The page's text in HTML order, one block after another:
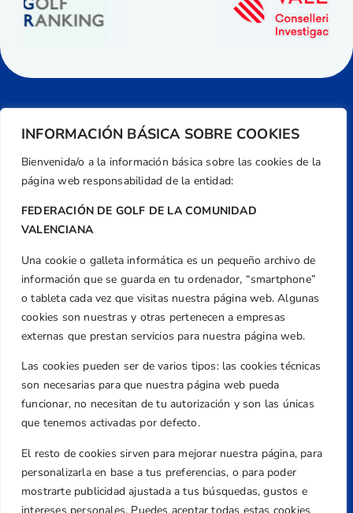
INFORMACIÓN BÁSICA SOBRE COOKIES
Bienvenida/o a la información básica sobre las cookies de la
página web responsabilidad de la entidad:
FEDERACIÓN DE GOLF DE LA COMUNIDAD
VALENCIANA
Una cookie o galleta informática es un pequeño archivo de
información que se guarda en tu ordenador, “smartphone”
o tableta cada vez que visitas nuestra página web. Algunas
cookies son nuestras y otras pertenecen a empresas
externas que prestan servicios para nuestra página web.
Las cookies pueden ser de varios tipos: las cookies técnicas
son necesarias para que nuestra página web pueda
funcionar, no necesitan de tu autorización y son las únicas
que tenemos activadas por defecto.
El resto de cookies sirven para mejorar nuestra página, para
personalizarla en base a tus preferencias, o para poder
mostrarte publicidad ajustada a tus búsquedas, gustos e
intereses personales. Puedes aceptar todas estas cookies
Dirección
Centre de L´Esport, Carrer d'Isaac Peral i
Caballero, Nº 5, Despachos 2 y 3, 46980,
Valencia
Teléfono
+34 961 367 799
Email
federacion@golfcv.com
Aviso Legal
Política de Privacidad
Transparencia